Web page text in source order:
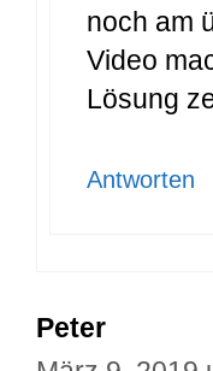
noch am
Video
Lösung
Antworten
Peter